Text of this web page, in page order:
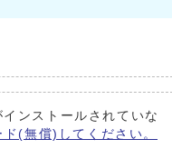
ンストールされていな
(無償)してください。